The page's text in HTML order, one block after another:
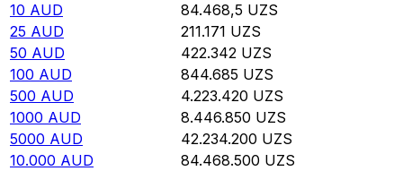
10 AUD 84.468,5 UZS
25 AUD 211.171 UZS
50 AUD 422.342 UZS
100 AUD 844.685 UZS
500 AUD 4.223.420 UZS
1000 AUD 8.446.850 UZS
5000 AUD 42.234.200 UZS
10.000 AUD 84.468.500 UZS